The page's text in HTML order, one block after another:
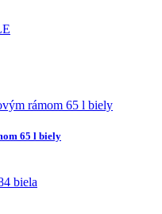
65 l biely